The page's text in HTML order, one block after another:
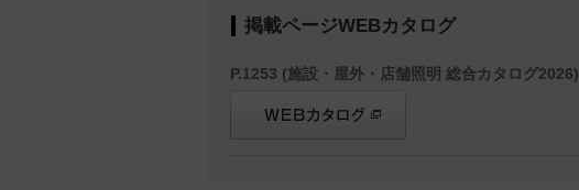
掲載ページWEBカタログ
P.1253 (施設・屋外・店舗照明 総合カタログ2026)